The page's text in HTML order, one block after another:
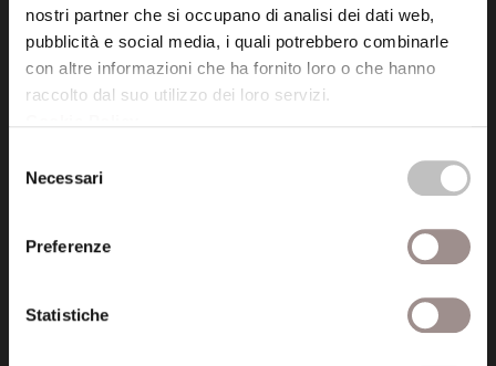
nostri partner che si occupano di analisi dei dati web,
pubblicità e social media, i quali potrebbero combinarle
con altre informazioni che ha fornito loro o che hanno
raccolto dal suo utilizzo dei loro servizi.
delNecessari
Preferenze
Statistiche
Fondazione Collegio San Carlo